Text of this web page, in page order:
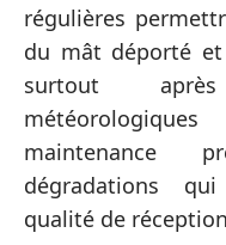
régulières
du mât déporté et
surtout
maintenance
dégradations
qualité de